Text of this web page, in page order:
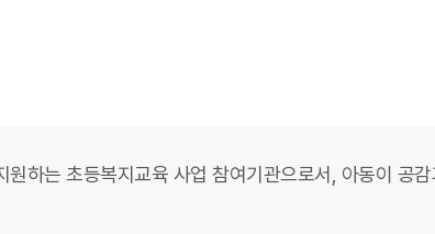
하는 초등복지교육 사업 참여기관으로서, 아동이 공